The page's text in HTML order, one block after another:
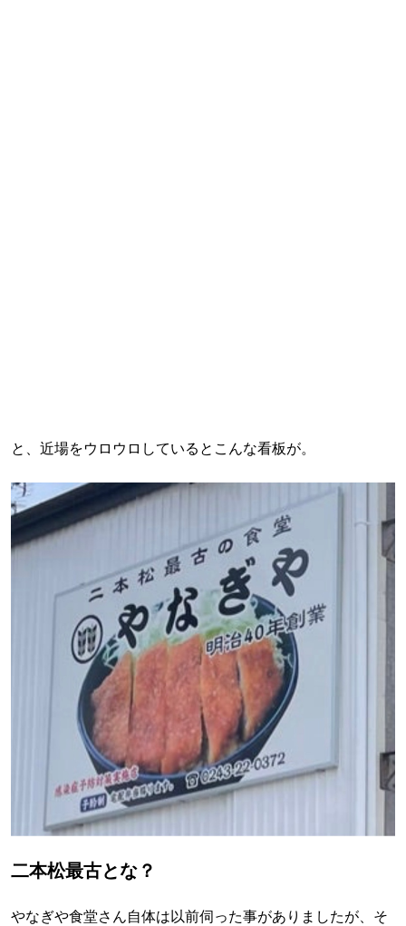
と、近場をウロウロしているとこんな看板が。
二本松最古とな？
やなぎや食堂さん自体は以前伺った事がありましたが、そ